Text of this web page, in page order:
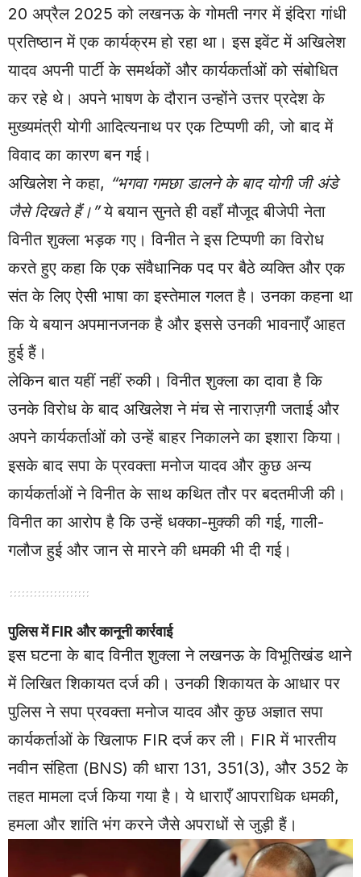
20 अप्रैल 2025 को लखनऊ के गोमती नगर में इंदिरा गांधी
प्रतिष्ठान में एक कार्यक्रम हो रहा था। इस इवेंट में अखिलेश
यादव अपनी पार्टी के समर्थकों और कार्यकर्ताओं को संबोधित
कर रहे थे। अपने भाषण के दौरान उन्होंने उत्तर प्रदेश के
मुख्यमंत्री योगी आदित्यनाथ पर एक टिप्पणी की, जो बाद में
विवाद का कारण बन गई।
अखिलेश ने कहा, “भगवा गमछा डालने के बाद योगी जी अंडे
जैसे दिखते हैं।”ये बयान सुनते ही वहाँ मौजूद बीजेपी नेता
विनीत शुक्ला भड़क गए। विनीत ने इस टिप्पणी का विरोध
करते हुए कहा कि एक संवैधानिक पद पर बैठे व्यक्ति और एक
संत के लिए ऐसी भाषा का इस्तेमाल गलत है। उनका कहना था
कि ये बयान अपमानजनक है और इससे उनकी भावनाएँ आहत
हुई हैं।
लेकिन बात यहीं नहीं रुकी। विनीत शुक्ला का दावा है कि
उनके विरोध के बाद अखिलेश ने मंच से नाराज़गी जताई और
अपने कार्यकर्ताओं को उन्हें बाहर निकालने का इशारा किया।
इसके बाद सपा के प्रवक्ता मनोज यादव और कुछ अन्य
कार्यकर्ताओं ने विनीत के साथ कथित तौर पर बदतमीजी की।
विनीत का आरोप है कि उन्हें धक्का-मुक्की की गई, गाली-
गलौज हुई और जान से मारने की धमकी भी दी गई।
पुलिस में FIR और कानूनी कार्रवाई
इस घटना के बाद विनीत शुक्ला ने लखनऊ के विभूतिखंड थाने
में लिखित शिकायत दर्ज की। उनकी शिकायत के आधार पर
पुलिस ने सपा प्रवक्ता मनोज यादव और कुछ अज्ञात सपा
कार्यकर्ताओं के खिलाफ FIR दर्ज कर ली। FIR में भारतीय
नवीन संहिता (BNS) की धारा 131, 351(3), और 352 के
तहत मामला दर्ज किया गया है। ये धाराएँ आपराधिक धमकी,
हमला और शांति भंग करने जैसे अपराधों से जुड़ी हैं।